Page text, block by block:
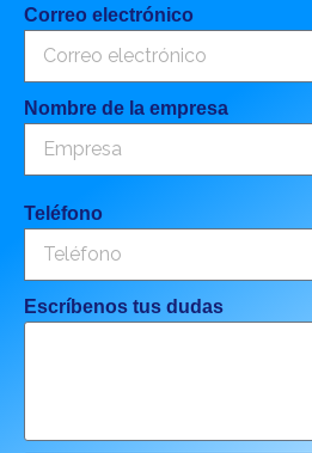
Correo electrónico
Nombre de la empresa
Teléfono
Escríbenos tus dudas